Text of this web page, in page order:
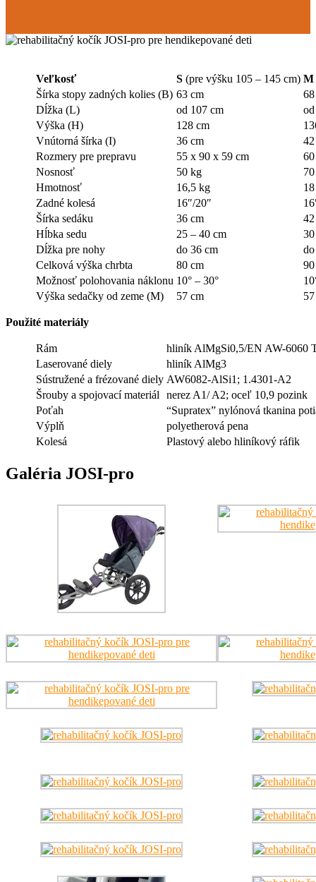
Veľkosť S (pre výšku 105 – 145 cm) M
Šírka stopy zadných kolies (B) 63 cm
Dĺžka (L)
od 107 cm
Výška (H)
128 cm
Vnútorná šírka (I)
36 cm
Rozmery pre prepravu
55 x 90 x 59 cm
Nosnosť
50 kg
Hmotnosť
16,5 kg
Zadné kolesá
16″/20″
Šírka sedáku
36 cm
Hĺbka sedu
25 – 40 cm
Dĺžka pre nohy
do 36 cm
Celková výška chrbta
80 cm
Možnosť polohovania náklonu 10° – 30°
Výška sedačky od zeme (M)
57 cm
Použité materiály
Rám
hliník AlMgSi0,5/EN AW-6060
Laserované diely
hliník AlMg3
Sústružené a frézované diely AW6082-AlSi1; 1.4301-A2
Šrouby a spojovací materiál
nerez A1/ A2; oceľ 10,9 pozink
Poťah
“Supratex” nylónová tkanina
Výplň
polyetherová pena
Kolesá
Plastový alebo hliníkový ráfik
Galéria JOSI-pro